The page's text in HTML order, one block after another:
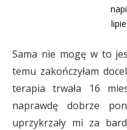
Sama nie mogę w to
temu zakończyłam
terapia trwała 16
naprawdę dobrze
uprzykrzały mi za